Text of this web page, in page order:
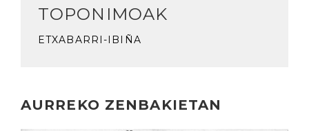
TOPONIMOAK
ETXABARRI-IBIÑA
AURREKO ZENBAKIETAN